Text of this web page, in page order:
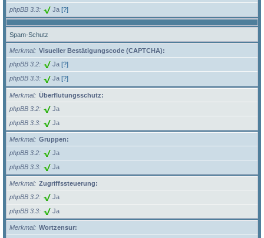
phpBB 3.3 Ja [?]
Spam-Schutz
Merkmal
Visueller Bestätigungscode (CAPTCHA):
phpBB 3.2
Ja [?]
phpBB 3.3 Ja [?]
Merkmal
Überflutungsschutz:
phpBB 3.2
Ja
phpBB 3.3 Ja
Merkmal
Gruppen:
phpBB 3.2
Ja
phpBB 3.3 Ja
Merkmal
Zugriffssteuerung:
phpBB 3.2
Ja
phpBB 3.3 Ja
Merkmal
Wortzensur: